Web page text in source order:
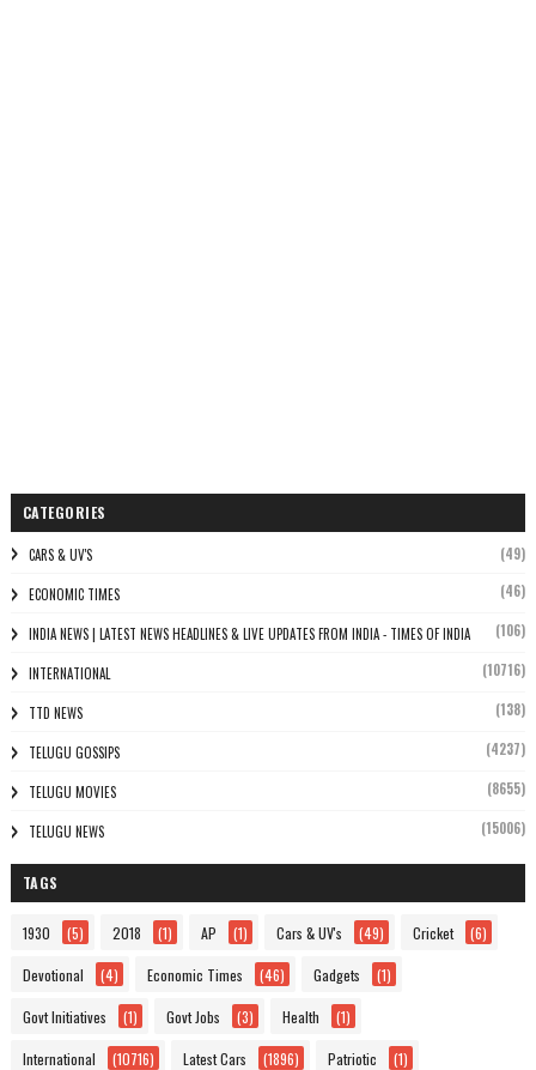
CATEGORIES
CARS & UV'S (49)
ECONOMIC TIMES (46)
INDIA NEWS | LATEST NEWS HEADLINES & LIVE UPDATES FROM INDIA - TIMES OF INDIA (106)
INTERNATIONAL (10716)
TTD NEWS (138)
TELUGU GOSSIPS (4237)
TELUGU MOVIES (8655)
TELUGU NEWS (15006)
TAGS
1930 (5) 2018 (1) AP (1) Cars & UV's (49) Cricket (6)
Devotional (4) Economic Times (46) Gadgets (1)
Govt Initiatives (1) Govt Jobs (3) Health (1)
International (10716) Latest Cars (1896) Patriotic (1)